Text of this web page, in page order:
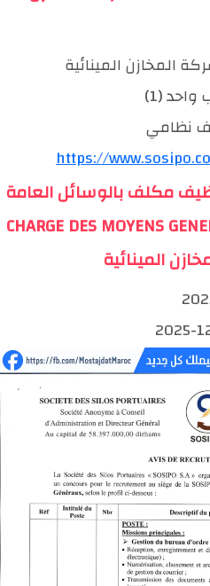
المخازن المينائية
(1)
https://
مكلف بالوسائل العامة
CHARGE DES MOYENS